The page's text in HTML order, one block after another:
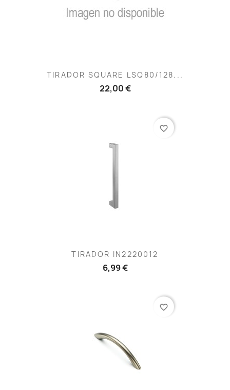
TIRADOR SQUARE LSQ80/128...
22,00 €
TIRADOR IN2220012
6,99 €
favorite_border
favorite_border